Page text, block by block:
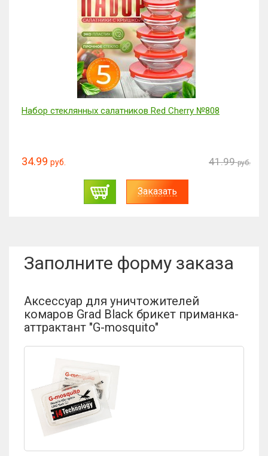
Набор стеклянных салатников Red Cherry №808
34.99 руб. 41.99 руб.
Заказать
Заполните форму заказа
Аксессуар для уничтожителей
комаров Grad Black брикет приманка-
аттрактант "G-mosquito"